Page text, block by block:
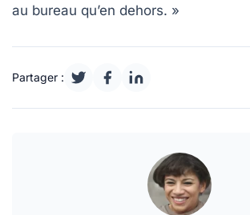
au bureau qu’en dehors. »
Partager :